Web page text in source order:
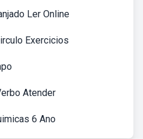
Ler Online
Exercicios
Atender
6 Ano